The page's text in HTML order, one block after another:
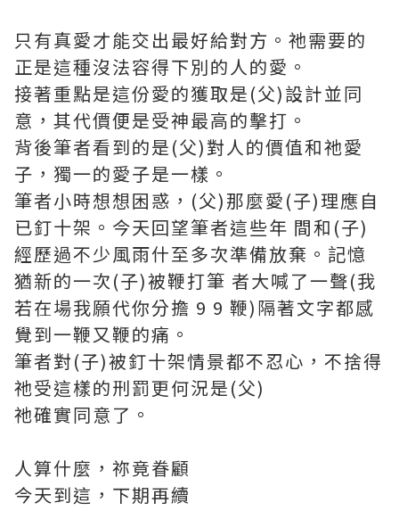
只有真愛才能交出最好給對方。祂需要的
正是這種沒法容得下別的人的愛。
接著重點是這份愛的獲取是(父)設計並同
意，其代價便是受神最高的擊打。
背後筆者看到的是(父)對人的價值和祂愛
子，獨一的愛子是一樣。
筆者小時想想困惑，(父)那麼愛(子)理應自
已釘十架。今天回望筆者這些年 間和(子)
經歷過不少風雨什至多次準備放棄。記憶
猶新的一次(子)被鞭打筆 者大喊了一聲(我
若在場我願代你分擔 9 9 鞭)隔著文字都感
覺到一鞭又鞭的痛。
筆者對(子)被釘十架情景都不忍心，不捨得
祂受這樣的刑罰更何況是(父)
祂確實同意了。
人算什麼，祢竟眷顧
今天到這，下期再續